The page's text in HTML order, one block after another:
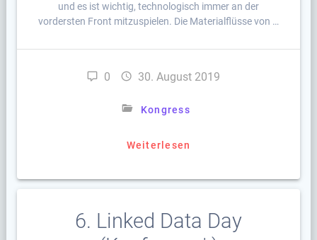
und es ist wichtig, technologisch immer an der
vordersten Front mitzuspielen. Die Materialflüsse von …
0 30. August 2019
Kongress
Weiterlesen
6. Linked Data Day